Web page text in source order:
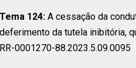
Tema 124: A cessação da
deferimento da tutela inibitória,
RR-0001270-88.2023.5.09.0095